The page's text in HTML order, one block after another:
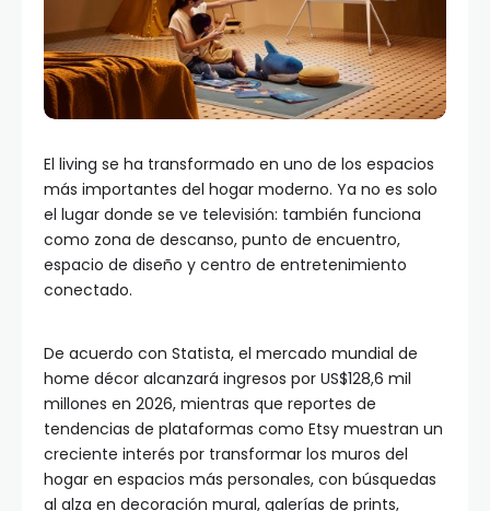
El living se ha transformado en uno de los espacios
más importantes del hogar moderno. Ya no es solo
el lugar donde se ve televisión: también funciona
como zona de descanso, punto de encuentro,
espacio de diseño y centro de entretenimiento
conectado.
De acuerdo con Statista, el mercado mundial de
home décor alcanzará ingresos por US$128,6 mil
millones en 2026, mientras que reportes de
tendencias de plataformas como Etsy muestran un
creciente interés por transformar los muros del
hogar en espacios más personales, con búsquedas
al alza en decoración mural, galerías de prints,